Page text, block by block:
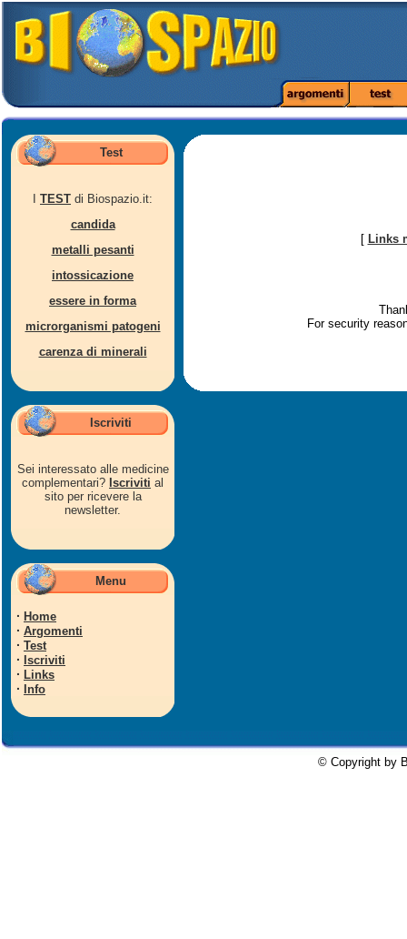
Test
TEST di Biospazio.it:
candida
metalli pesanti
intossicazione
essere in forma
microrganismi patogeni
carenza di minerali
Iscriviti
Sei interessato alle medicine
complementari? Iscriviti al
sito per ricevere la
newsletter.
Menu
· Home
· Argomenti
· Test
· Iscriviti
· Links
· Info
[ Links
For security
© Copyright by